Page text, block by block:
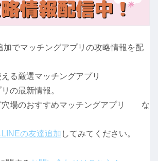
加でマッチングアプリの攻略情報を配
える厳選マッチングアプリ
の最新情報。
穴場のおすすめマッチングアプリ な
の友達追加 してみてください。